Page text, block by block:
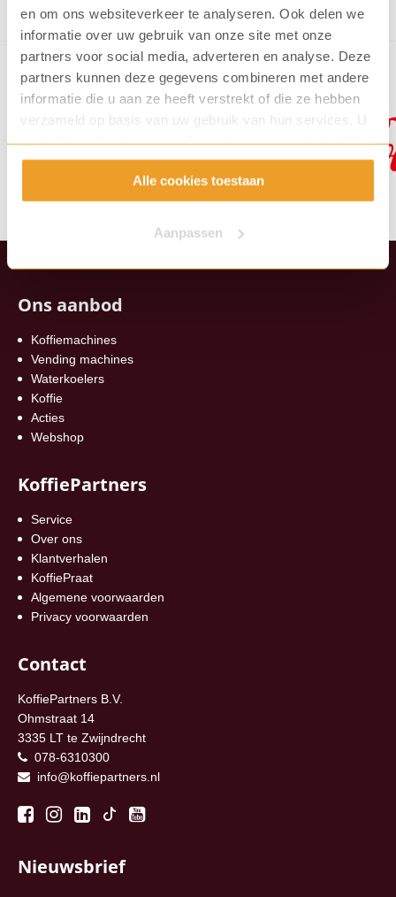
en om ons websiteverkeer te analyseren. Ook delen we
informatie over uw gebruik van onze site met onze
partners voor social media, adverteren en analyse. Deze
partners kunnen deze gegevens combineren met andere
informatie die u aan ze heeft verstrekt of die ze hebben
verzameld op basis van uw gebruik van hun services. U
gaat akkoord met onze cookies als u onze website blijft
gebruiken.
Alle cookies toestaan
Aanpassen
Ons aanbod
Koffiemachines
Vending machines
Waterkoelers
Koffie
Acties
Webshop
KoffiePartners
Service
Over ons
Klantverhalen
KoffiePraat
Algemene voorwaarden
Privacy voorwaarden
Contact
KoffiePartners B.V.
Ohmstraat 14
3335 LT te Zwijndrecht
078-6310300
info@koffiepartners.nl
Nieuwsbrief